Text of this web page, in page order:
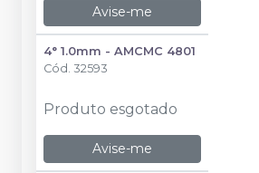
Avise-me
4° 1.0mm - AMCMC 4801
Cód. 32593
Produto esgotado
Avise-me